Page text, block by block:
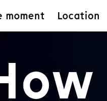
moment Location